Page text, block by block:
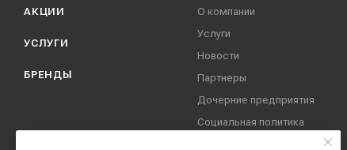
АКЦИИ
УСЛУГИ
БРЕНДЫ
О компании
Услуги
Новости
Партнеры
Дочерние предприятия
Социальная политика